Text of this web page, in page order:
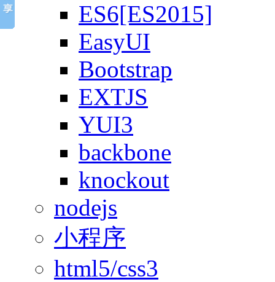
ES6[ES2015]
EasyUI
Bootstrap
EXTJS
YUI3
backbone
knockout
nodejs
小程序
html5/css3